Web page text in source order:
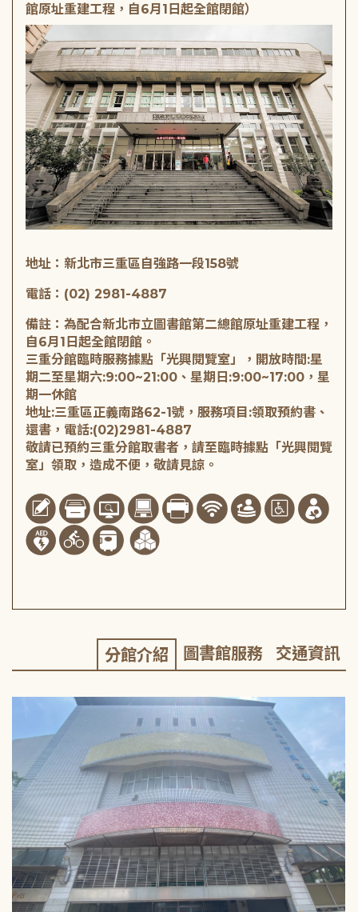
館原址重建工程，自6月1日起全館閉館）
地址：新北市三重區自強路一段158號
電話：(02) 2981-4887
備註：為配合新北市立圖書館第二總館原址重建工程，
自6月1日起全館閉館。
三重分館臨時服務據點「光興閱覽室」，開放時間:星
期二至星期六:9:00~21:00、星期日:9:00~17:00，星
期一休館
地址:三重區正義南路62-1號，服務項目:領取預約書、
還書，電話:(02)2981-4887
敬請已預約三重分館取書者，請至臨時據點「光興閱覽
室」領取，造成不便，敬請見諒。
分館介紹 圖書館服務 交通資訊